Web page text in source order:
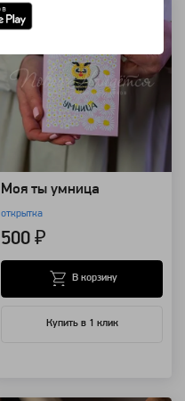
Моя ты умница
открытка
500 ₽
Купить в 1 клик
В корзину